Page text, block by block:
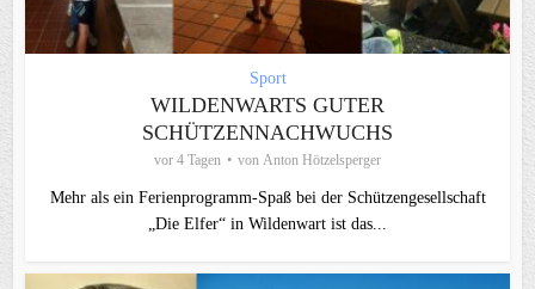
Sport
WILDENWARTS GUTER
SCHÜTZENNACHWUCHS
vor 4 Tagen von Anton Hötzelsperger
Mehr als ein Ferienprogramm-Spaß bei der Schützengesellschaft
„Die Elfer“ in Wildenwart ist das...